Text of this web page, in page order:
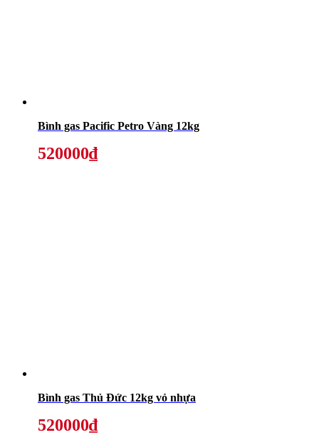
Bình gas Pacific Petro Vàng 12kg
520000₫
Bình gas Thủ Đức 12kg vỏ nhựa
520000₫